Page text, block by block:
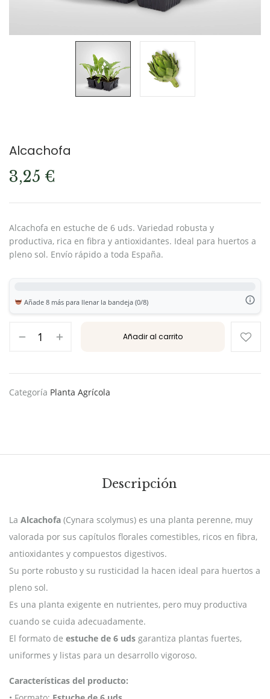
Alcachofa
3,25 €
Alcachofa en estuche de 6 uds. Variedad robusta y
productiva, rica en fibra y antioxidantes. Ideal para huertos a
pleno sol. Envío rápido a toda España.
Añade 8 más para llenar la bandeja (0/8)
Añadir al carrito
Categoría Planta Agrícola
Descripción
La Alcachofa (Cynara scolymus) es una planta perenne, muy
valorada por sus capítulos florales comestibles, ricos en fibra,
antioxidantes y compuestos digestivos.
Su porte robusto y su rusticidad la hacen ideal para huertos a
pleno sol.
Es una planta exigente en nutrientes, pero muy productiva
cuando se cuida adecuadamente.
El formato de estuche de 6 uds garantiza plantas fuertes,
uniformes y listas para un desarrollo vigoroso.
Características del producto: